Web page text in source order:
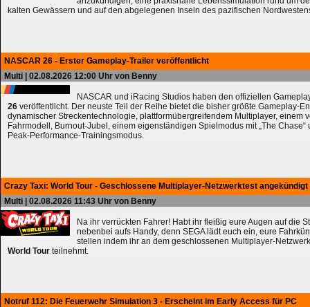
kalten Gewässern und auf den abgelegenen Inseln des pazifischen
NASCAR 26 - Erster Gameplay-Trailer veröffentlicht
Multi | 02.08.2026 12:00 Uhr von Benny
NASCAR und iRacing Studios haben den offiziellen
26 veröffentlicht. Der neuste Teil der Reihe bietet die bisher größte Gameplay-
dynamischer Streckentechnologie, plattformübergreifendem Multiplayer, einem
Fahrmodell, Burnout-Jubel, einem eigenständigen Spielmodus mit „The
Peak-Performance-Trainingsmodus.
Crazy Taxi: World Tour - Geschlossene Multiplayer-Netzwerktest angekündigt
Multi | 02.08.2026 11:43 Uhr von Benny
Na ihr verrückten Fahrer! Habt ihr fleißig eure Augen auf die
nebenbei aufs Handy, denn SEGA lädt euch ein, eure
stellen indem ihr an dem geschlossenen Multiplayer-
World Tour teilnehmt.
Notruf 112: Die Feuerwehr Simulation 3 - Erscheint im Early Access für PC